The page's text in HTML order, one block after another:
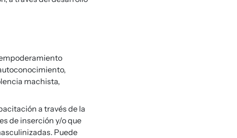
machista,
a través de la
de inserción y/o que
Puede